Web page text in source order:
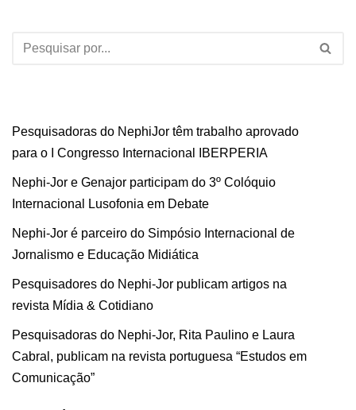
Pesquisadoras do NephiJor têm trabalho aprovado
para o I Congresso Internacional IBERPERIA
Nephi-Jor e Genajor participam do 3º Colóquio
Internacional Lusofonia em Debate
Nephi-Jor é parceiro do Simpósio Internacional de
Jornalismo e Educação Midiática
Pesquisadores do Nephi-Jor publicam artigos na
revista Mídia & Cotidiano
Pesquisadoras do Nephi-Jor, Rita Paulino e Laura
Cabral, publicam na revista portuguesa “Estudos em
Comunicação”